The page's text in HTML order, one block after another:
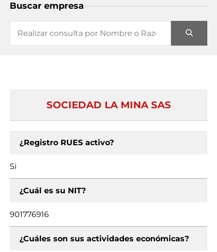
Buscar empresa
SOCIEDAD LA MINA SAS
¿Registro RUES activo?
Si
¿Cuál es su NIT?
901776916
¿Cuáles son sus actividades económicas?